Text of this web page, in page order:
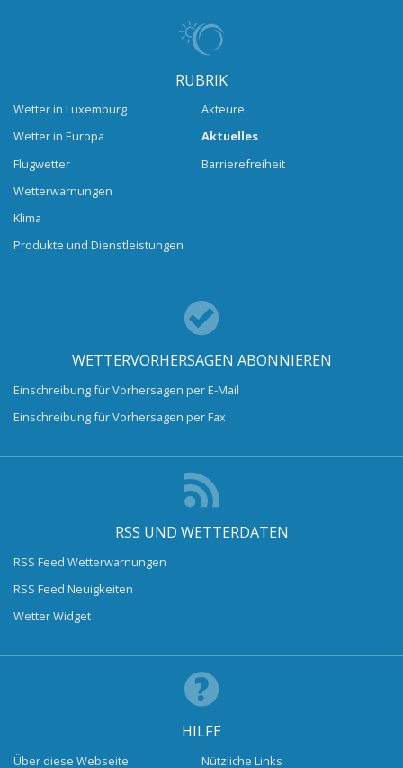
RUBRIK
Wetter in Luxemburg
Wetter in Europa
Flugwetter
Wetterwarnungen
Klima
Produkte und Dienstleistungen
Akteure
Aktuelles
Barrierefreiheit
WETTERVORHERSAGEN ABONNIEREN
Einschreibung für Vorhersagen per E-Mail
Einschreibung für Vorhersagen per Fax
RSS UND WETTERDATEN
RSS Feed Wetterwarnungen
RSS Feed Neuigkeiten
Wetter Widget
HILFE
Über diese Webseite Nützliche Links